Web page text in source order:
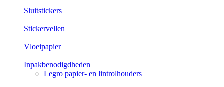
Sluitstickers
Stickervellen
Vloeipapier
Inpakbenodigdheden
Legro papier- en lintrolhouders